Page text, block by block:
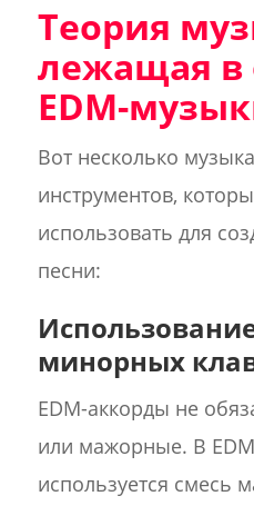
Теория
лежащая в
EDM-
Вот несколько
инструментов,
использовать для
песни:
минорных
EDM-аккорды не
или мажорные. В
используется смесь